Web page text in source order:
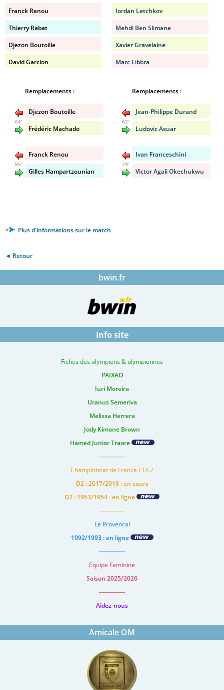
Franck Renou
Thierry Rabat
Djezon Boutoille
David Garcion
Iordan Letchkov
Mehdi Ben Slimane
Xavier Gravelaine
Marc Libbra
Remplacements :
Djezon Boutoille
64'
Frédéric Machado
Franck Renou
85'
Gilles Hampartzounian
Remplacements :
Jean-Philippe Durand
62'
Ludovic Asuar
Ivan Franceschini
79'
Victor Agali Okechukwu
Plus d'informations sur le match
◄ Retour
bwin.fr
Info site
Fiches des olympiens & olympiennes
PAIXAO
Iuri Moreira
Uranus Semeriva
Melissa Herrera
Jody Kimone Brown
Hamed Junior Traore
-------------
Championnat de France L1/L2
D2 : 2017/2018 : en cours
D2 : 1953/1954 : en ligne
-------------
Le Provencal
1992/1993 : en ligne
-------------
Equipe Feminine
Saison 2025/2026
-------------
Aidez-nous
Amicale OM